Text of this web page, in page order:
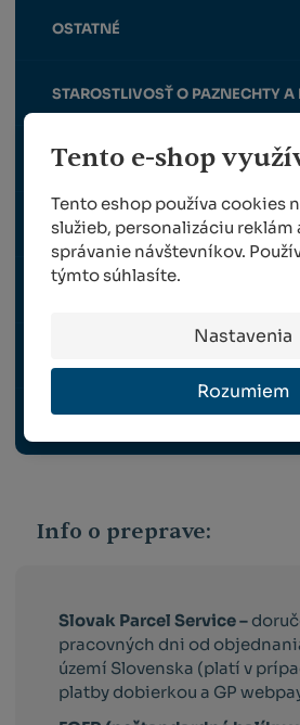
Tento e-shop
Tento eshop používa cookies
služieb, personalizáciu reklám
správanie návštevníkov.
týmto súhlasíte.
Nastavenia
Rozumiem
OSTATNÉ
STAROSTLIVOSŤ O PAZNECHTY A
POSTREKOVAČE
STRIHANIE OVIEC A
ŠKLBANIE PERIA
Info o preprave:
Slovak Parcel Service –
pracovných dni od
území Slovenska (platí v
platby dobierkou a GP